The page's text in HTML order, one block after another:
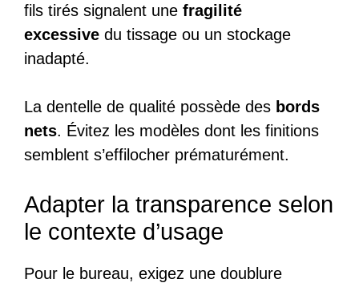
fils tirés signalent une fragilité
excessive du tissage ou un stockage
inadapté.
La dentelle de qualité possède des bords
nets. Évitez les modèles dont les finitions
semblent s’effilocher prématurément.
Adapter la transparence selon
le contexte d’usage
Pour le bureau, exigez une doublure